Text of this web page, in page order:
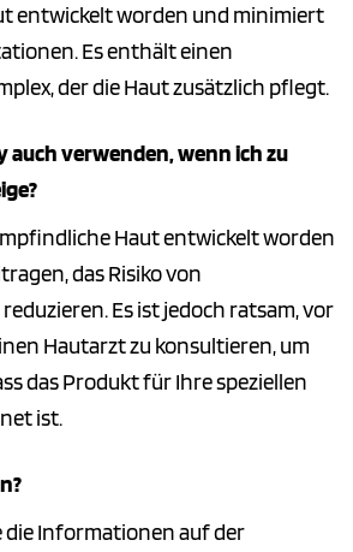
entwickelt worden und minimiert
Es enthält einen
der die Haut zusätzlich pflegt.
auch verwenden, wenn ich zu
Haut entwickelt worden
das Risiko von
Es ist jedoch ratsam, vor
Hautarzt zu konsultieren, um
das Produkt für Ihre speziellen
ist.
die Informationen auf der